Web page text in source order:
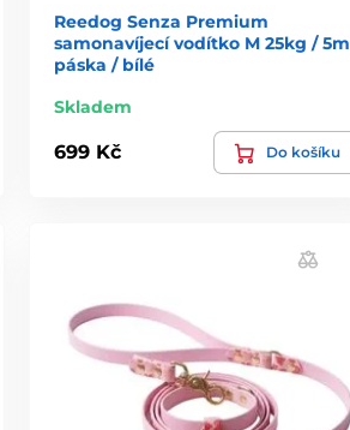
Reedog Senza Premium
samonavíjecí vodítko M 25kg / 5m
páska / bílé
Skladem
699 Kč Do košíku